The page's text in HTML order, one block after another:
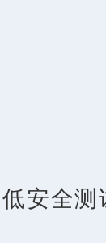
安全测